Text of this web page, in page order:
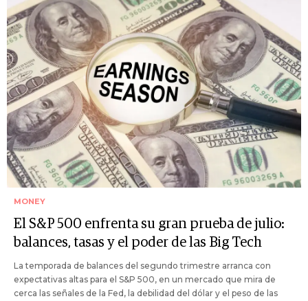
MONEY
El S&P 500 enfrenta su gran prueba de julio:
balances, tasas y el poder de las Big Tech
La temporada de balances del segundo trimestre arranca con
expectativas altas para el S&P 500, en un mercado que mira de
cerca las señales de la Fed, la debilidad del dólar y el peso de las